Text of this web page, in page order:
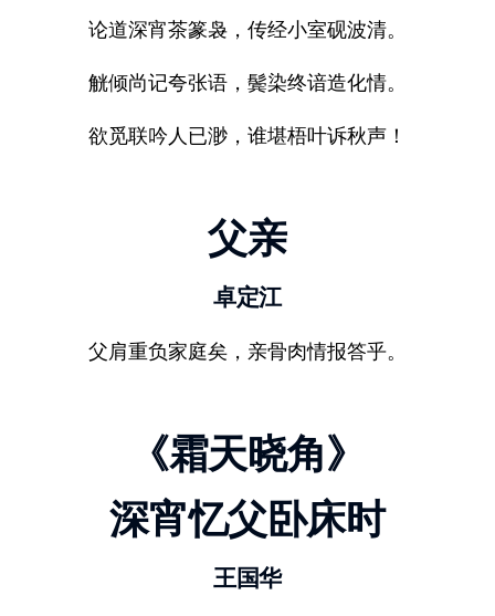
论道深宵茶篆袅，传经小室砚波清。
觥倾尚记夸张语，鬓染终谙造化情。
欲觅联吟人已渺，谁堪梧叶诉秋声！
父亲
卓定江
父肩重负家庭矣，亲骨肉情报答乎。
《霜天晓角》
深宵忆父卧床时
王国华